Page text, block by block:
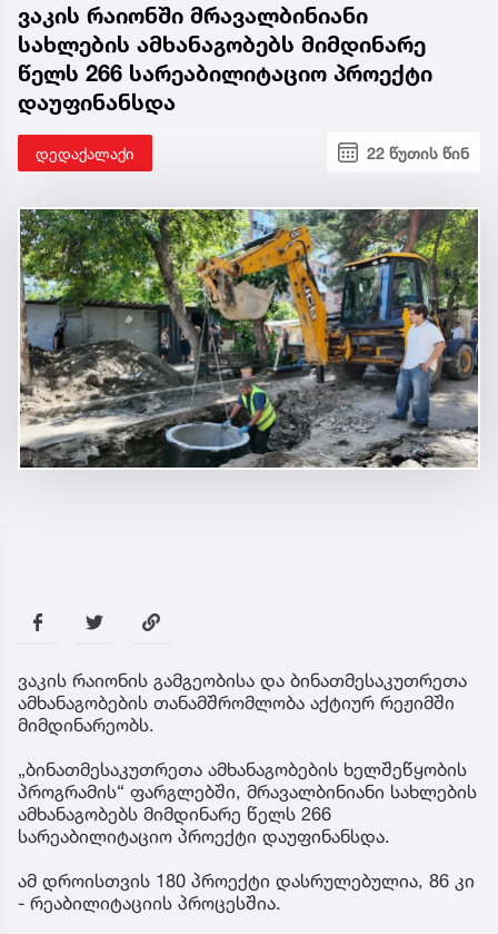
ვაკის რაიონში მრავალბინიანი
სახლების ამხანაგობებს მიმდინარე
წელს 266 სარეაბილიტაციო პროექტი
დაუფინანსდა
დედაქალაქი 22 წუთის წინ
ვაკის რაიონის გამგეობისა და ბინათმესაკუთრეთა
ამხანაგობების თანამშრომლობა აქტიურ რეჟიმში
მიმდინარეობს.
„ბინათმესაკუთრეთა ამხანაგობების ხელშეწყობის
პროგრამის“ ფარგლებში, მრავალბინიანი სახლების
ამხანაგობებს მიმდინარე წელს 266
სარეაბილიტაციო პროექტი დაუფინანსდა.
ამ დროისთვის 180 პროექტი დასრულებულია, 86 კი
- რეაბილიტაციის პროცესშია.